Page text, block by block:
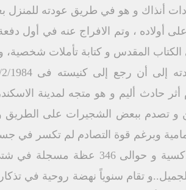
أنذاك و هو في طريق عودته للمنزل
المقدس و كتابة تأملات شخصية،
قد تنيح في صباح الجمعة 24/9/1993 م أثر حادث أليم و
و تصدم ببعض الشجيرات على الطريق
وبرغم قوة التصادم لم تكسر
حوالى 150 كتاب أثرى بها المكتبة
تقام سنوياً نهضة روحية في